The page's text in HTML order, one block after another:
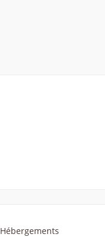
Hébergements